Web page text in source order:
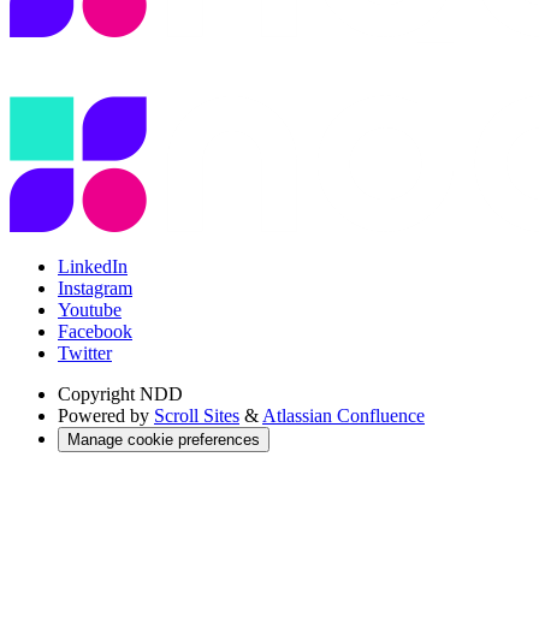
LinkedIn
Instagram
Youtube
Facebook
Twitter
Copyright NDD
Powered by Scroll Sites & Atlassian Confluence
Manage cookie preferences